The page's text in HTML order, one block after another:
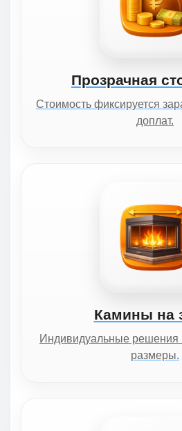
Прозрачная
Стоимость фиксируется
доплат.
Камины на
Индивидуальные решения
размеры.